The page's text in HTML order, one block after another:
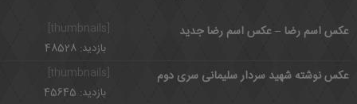
عکس اسم رضا – عکس اسم رضا جدید
بازدید: 48528
[thumbnails]
عکس نوشته شهید سردار سلیمانی سری دوم
بازدید: 45645